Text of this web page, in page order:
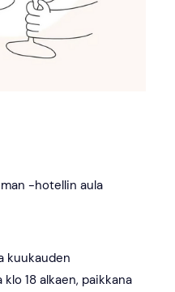
-hotellin aula
kuukauden
18 alkaen, paikkana